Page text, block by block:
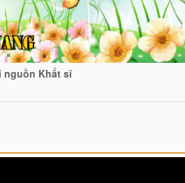
nguồn Khất sĩ